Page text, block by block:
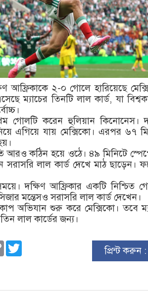
আফ্রিকাকে ২-০ গোলে হারিয়েছে
ম্যাচের তিনটি লাল কার্ড, যা
গোলটি করেন হুলিয়ান কিনোনেস।
এগিয়ে যায় মেক্সিকো। এরপর ৬৭
আরও কঠিন হয়ে ওঠে। ৪৯ মিনিটে
সরাসরি লাল কার্ড দেখে মাঠ ছাড়েন।
দক্ষিণ আফ্রিকার একটি নিশ্চিত
মন্তেসও সরাসরি লাল কার্ড দেখেন।
অভিযান শুরু করে মেক্সিকো। তবে
লাল কার্ডের জন্য।
Copy
Link প্রিন্ট করুন :